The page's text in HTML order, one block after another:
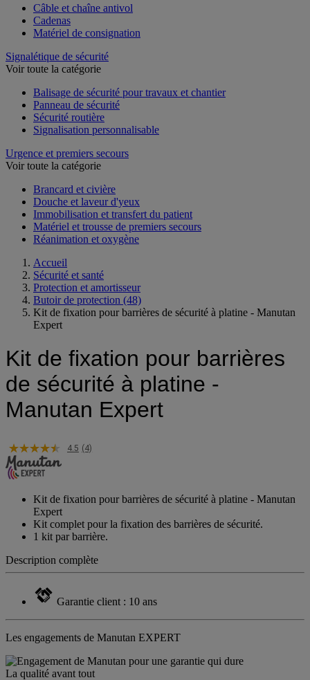
Câble et chaîne antivol
Cadenas
Matériel de consignation
Signalétique de sécurité
Voir toute la catégorie
Balisage de sécurité pour travaux et chantier
Panneau de sécurité
Sécurité routière
Signalisation personnalisable
Urgence et premiers secours
Voir toute la catégorie
Brancard et civière
Douche et laveur d'yeux
Immobilisation et transfert du patient
Matériel et trousse de premiers secours
Réanimation et oxygène
Accueil
Sécurité et santé
Protection et amortisseur
Butoir de protection (48)
Kit de fixation pour barrières de sécurité à platine - Manutan
Expert
Kit de fixation pour barrières
de sécurité à platine -
Manutan Expert
4.5 (4)
Kit de fixation pour barrières de sécurité à platine - Manutan
Expert
Kit complet pour la fixation des barrières de sécurité.
1 kit par barrière.
Description complète
Garantie client : 10 ans
Les engagements de Manutan EXPERT
La qualité avant tout